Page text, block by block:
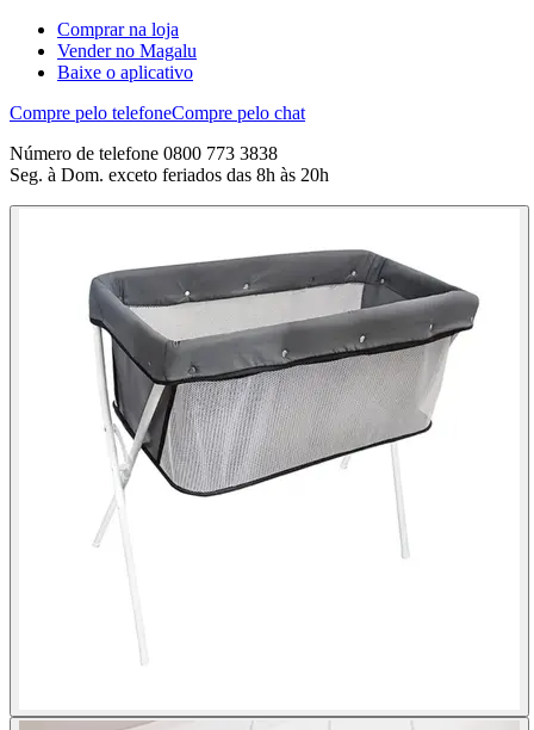
Comprar na loja
Vender no Magalu
Baixe o aplicativo
Compre pelo telefoneCompre pelo chat
Número de telefone 0800 773 3838
Seg. à Dom. exceto feriados das 8h às 20h